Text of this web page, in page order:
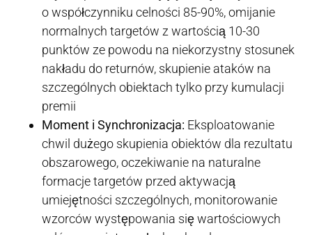
o współczynniku celności 85-90%, omijanie
normalnych targetów z wartością 10-30
punktów ze powodu na niekorzystny stosunek
nakładu do returnów, skupienie ataków na
szczególnych obiektach tylko przy kumulacji
premii
Moment i Synchronizacja: Eksploatowanie
chwil dużego skupienia obiektów dla rezultatu
obszarowego, oczekiwanie na naturalne
formacje targetów przed aktywacją
umiejętności szczególnych, monitorowanie
wzorców występowania się wartościowych